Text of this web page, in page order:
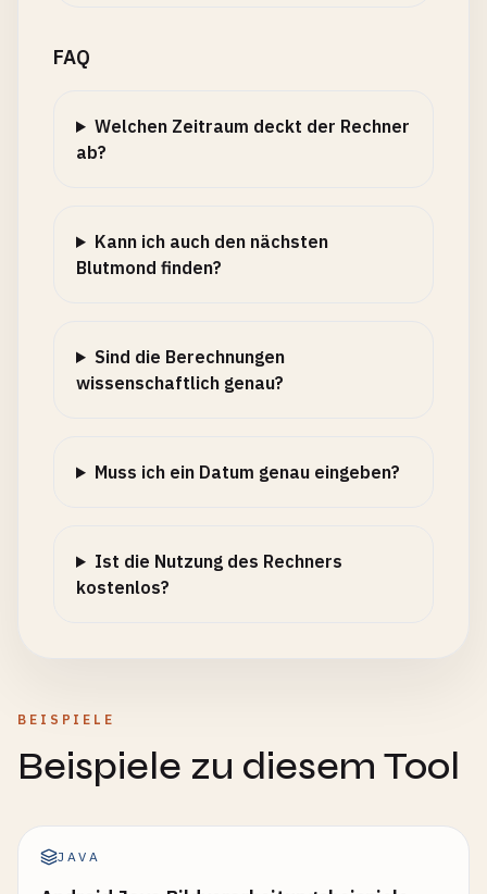
FAQ
Welchen Zeitraum deckt der Rechner
ab?
Kann ich auch den nächsten
Blutmond finden?
Sind die Berechnungen
wissenschaftlich genau?
Muss ich ein Datum genau eingeben?
Ist die Nutzung des Rechners
kostenlos?
BEISPIELE
Beispiele zu diesem Tool
JAVA